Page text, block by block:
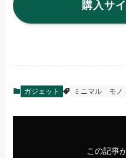
購入サ
ガジェット ミニマル モノ
この記事